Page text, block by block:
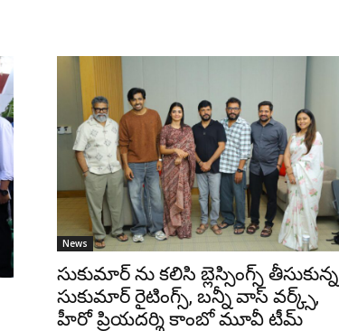
News
సుకుమార్ ను కలిసి బ్లెస్సింగ్స్ తీసుకున్న
సుకుమార్ రైటింగ్స్, బన్నీ వాస్ వర్క్స్,
హీరో ప్రియదర్శి కాంబో మూవీ టీమ్